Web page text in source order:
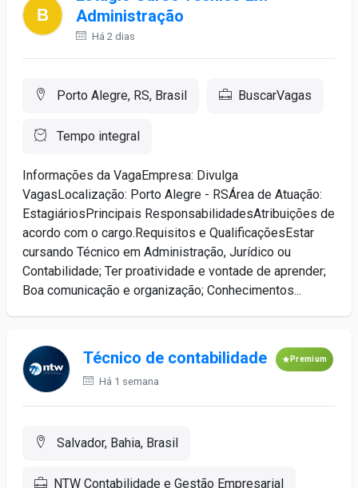
Administração
Há 2 dias
Porto Alegre, RS, Brasil BuscarVagas
Tempo integral
Informações da VagaEmpresa: Divulga
VagasLocalização: Porto Alegre - RSÁrea de Atuação:
EstagiáriosPrincipais ResponsabilidadesAtribuições de
acordo com o cargo.Requisitos e QualificaçõesEstar
cursando Técnico em Administração, Jurídico ou
Contabilidade; Ter proatividade e vontade de aprender;
Boa comunicação e organização; Conhecimentos...
Técnico de contabilidade Premium
Há 1 semana
Salvador, Bahia, Brasil
NTW Contabilidade e Gestão Empresarial